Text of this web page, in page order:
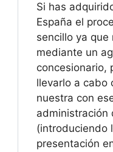
Si has
España el
sencillo ya que
mediante un
concesionario,
llevarlo a cabo
nuestra con
administración
(introduciendo
presentación